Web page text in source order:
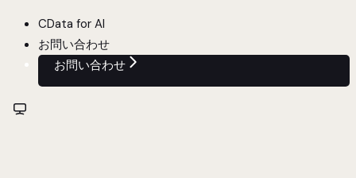
CData for AI
お問い合わせ
お問い合わせ